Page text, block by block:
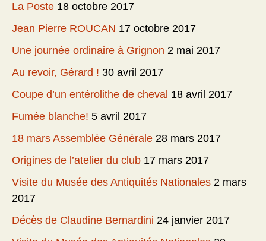
La Poste 18 octobre 2017
Jean Pierre ROUCAN 17 octobre 2017
Une journée ordinaire à Grignon 2 mai 2017
Au revoir, Gérard ! 30 avril 2017
Coupe d’un entérolithe de cheval 18 avril 2017
Fumée blanche! 5 avril 2017
18 mars Assemblée Générale 28 mars 2017
Origines de l’atelier du club 17 mars 2017
Visite du Musée des Antiquités Nationales 2 mars
2017
Décès de Claudine Bernardini 24 janvier 2017